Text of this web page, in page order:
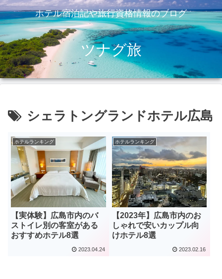
ホテル宿泊記や旅行資格情報のブログ
ツナグ旅
シェラトングランドホテル広島
ホテルランキング
【実体験】広島市内のバ
ストイレ別の客室がある
おすすめホテル8選
2023.04.24
ホテルランキング
【2023年】広島市内のお
しゃれで安いカップル向
けホテル8選
2023.02.16